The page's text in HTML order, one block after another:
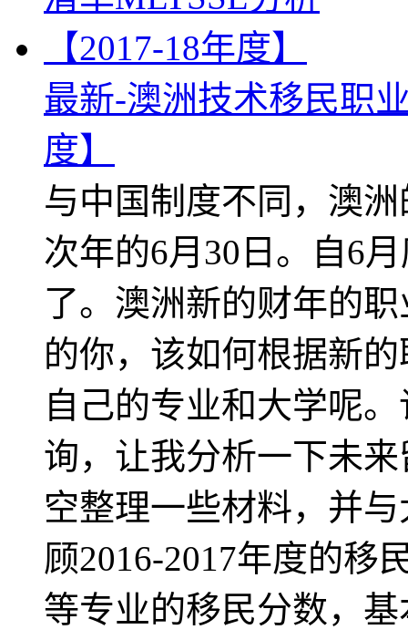
最新-澳洲技术移民职
度】
与中国制度不同，澳
次年的6月30日。自6
了。澳洲新的财年的
的你，该如何根据新
自己的专业和大学呢
询，让我分析一下未
空整理一些材料，并
顾2016-2017年度的
等专业的移民分数，